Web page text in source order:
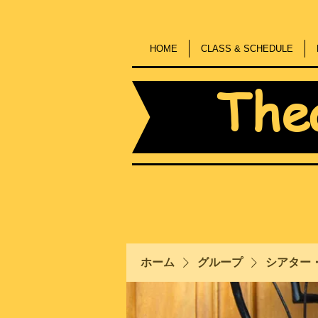
HOME CLASS & SCHEDULE
ホーム グループ シアター